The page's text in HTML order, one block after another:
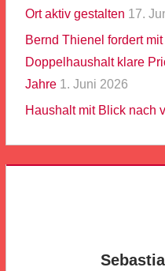
Ort aktiv gestalten 17.
Bernd Thienel fordert
Doppelhaushalt klare
Jahre 1. Juni 2026
Haushalt mit Blick nach